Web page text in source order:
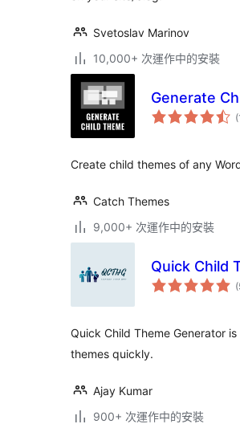
Svetoslav Marinov
10,000+ 次運作中的安裝
Generate
Create child themes of any
Catch Themes
9,000+ 次運作中的安裝
Quick Child
Quick Child Theme Generator
themes quickly.
Ajay Kumar
900+ 次運作中的安裝